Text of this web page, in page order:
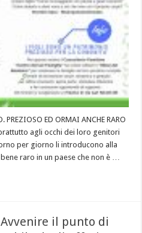
PREZIOSO ED ORMAI ANCHE RARO
agli occhi dei loro genitori
per giorno li introducono alla
raro in un paese che non è …
il punto di